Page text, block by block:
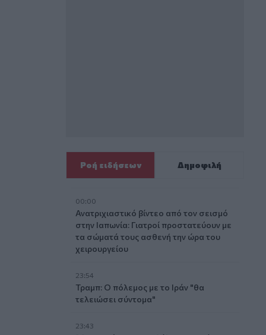
Ροή ειδήσεων Δημοφιλή
00:00
Ανατριχιαστικό βίντεο από τον σεισμό
στην Ιαπωνία: Γιατροί προστατεύουν με
τα σώματά τους ασθενή την ώρα του
χειρουργείου
23:54
Τραμπ: Ο πόλεμος με το Ιράν "θα
τελειώσει σύντομα"
23:43